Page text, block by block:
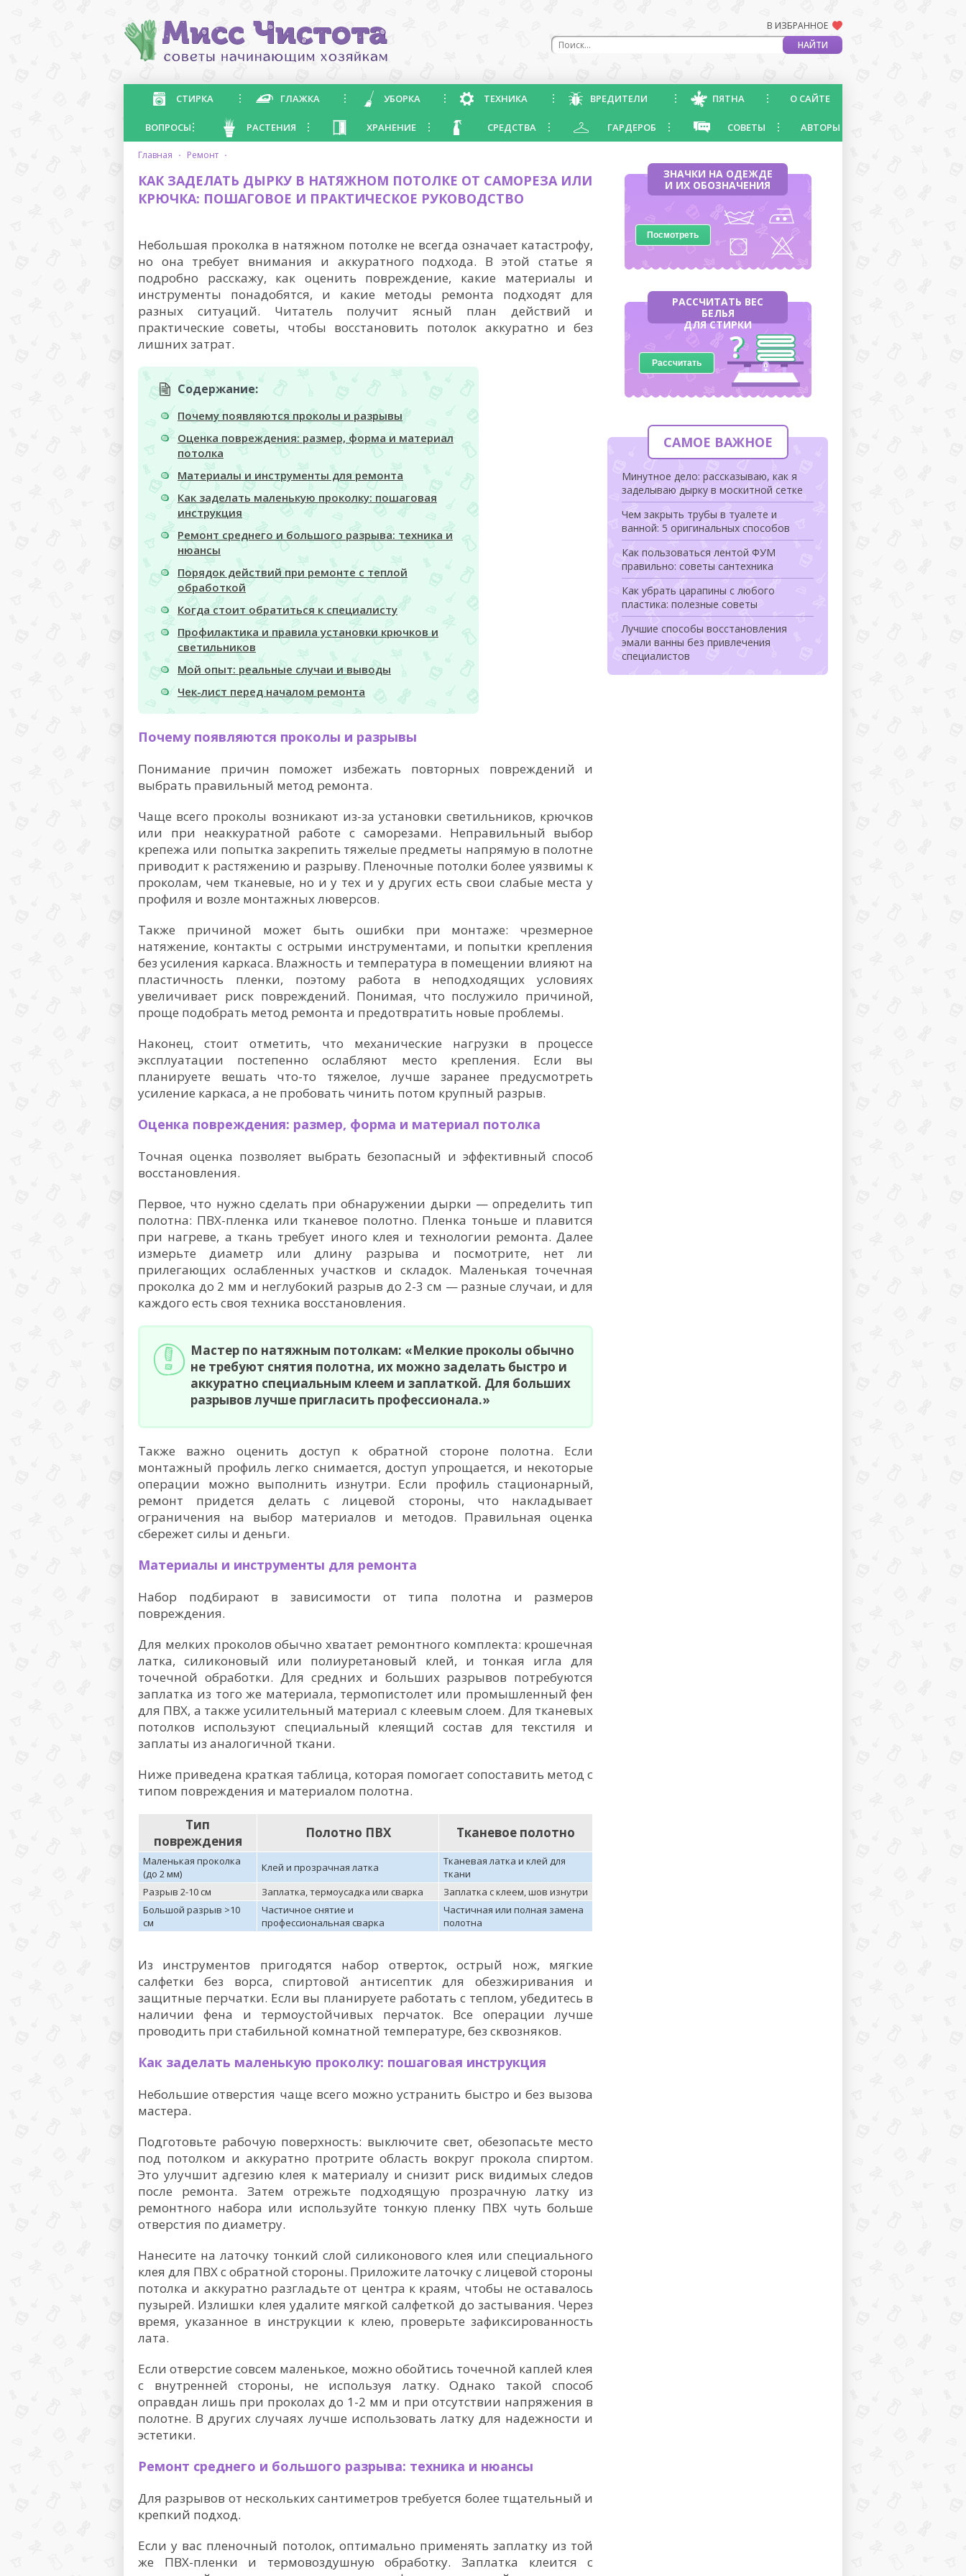
В ИЗБРАННОЕ
СТИРКА ГЛАЖКА УБОРКА ТЕХНИКА ВРЕДИТЕЛИ ПЯТНА О САЙТЕ
ВОПРОСЫ РАСТЕНИЯ ХРАНЕНИЕ СРЕДСТВА ГАРДЕРОБ СОВЕТЫ АВТОРЫ
главная · ремонт ·
КАК ЗАДЕЛАТЬ ДЫРКУ В НАТЯЖНОМ ПОТОЛКЕ ОТ САМОРЕЗА ИЛИ
КРЮЧКА: ПОШАГОВОЕ И ПРАКТИЧЕСКОЕ РУКОВОДСТВО
Небольшая проколка в натяжном потолке не всегда означает катастрофу,
но она требует внимания и аккуратного подхода. В этой статье я
подробно расскажу, как оценить повреждение, какие материалы и
инструменты понадобятся, и какие методы ремонта подходят для
разных ситуаций. Читатель получит ясный план действий и
практические советы, чтобы восстановить потолок аккуратно и без
лишних затрат.
Содержание:
Почему появляются проколы и разрывы
Оценка повреждения: размер, форма и материал
потолка
Материалы и инструменты для ремонта
Как заделать маленькую проколку: пошаговая
инструкция
Ремонт среднего и большого разрыва: техника и
нюансы
Порядок действий при ремонте с теплой
обработкой
Когда стоит обратиться к специалисту
Профилактика и правила установки крючков и
светильников
Мой опыт: реальные случаи и выводы
Чек-лист перед началом ремонта
Почему появляются проколы и разрывы
Понимание причин поможет избежать повторных повреждений и
выбрать правильный метод ремонта.
Чаще всего проколы возникают из-за установки светильников, крючков
или при неаккуратной работе с саморезами. Неправильный выбор
крепежа или попытка закрепить тяжелые предметы напрямую в полотне
приводит к растяжению и разрыву. Пленочные потолки более уязвимы к
проколам, чем тканевые, но и у тех и у других есть свои слабые места у
профиля и возле монтажных люверсов.
Также причиной может быть ошибки при монтаже: чрезмерное
натяжение, контакты с острыми инструментами, и попытки крепления
без усиления каркаса. Влажность и температура в помещении влияют на
пластичность пленки, поэтому работа в неподходящих условиях
увеличивает риск повреждений. Понимая, что послужило причиной,
проще подобрать метод ремонта и предотвратить новые проблемы.
Наконец, стоит отметить, что механические нагрузки в процессе
эксплуатации постепенно ослабляют место крепления. Если вы
планируете вешать что-то тяжелое, лучше заранее предусмотреть
усиление каркаса, а не пробовать чинить потом крупный разрыв.
Оценка повреждения: размер, форма и материал потолка
Точная оценка позволяет выбрать безопасный и эффективный способ
восстановления.
Первое, что нужно сделать при обнаружении дырки — определить тип
полотна: ПВХ-пленка или тканевое полотно. Пленка тоньше и плавится
при нагреве, а ткань требует иного клея и технологии ремонта. Далее
измерьте диаметр или длину разрыва и посмотрите, нет ли
прилегающих ослабленных участков и складок. Маленькая точечная
проколка до 2 мм и неглубокий разрыв до 2-3 см — разные случаи, и для
каждого есть своя техника восстановления.
Мастер по натяжным потолкам: «Мелкие проколы обычно
не требуют снятия полотна, их можно заделать быстро и
аккуратно специальным клеем и заплаткой. Для больших
разрывов лучше пригласить профессионала.»
Также важно оценить доступ к обратной стороне полотна. Если
монтажный профиль легко снимается, доступ упрощается, и некоторые
операции можно выполнить изнутри. Если профиль стационарный,
ремонт придется делать с лицевой стороны, что накладывает
ограничения на выбор материалов и методов. Правильная оценка
сбережет силы и деньги.
Материалы и инструменты для ремонта
Набор подбирают в зависимости от типа полотна и размеров
повреждения.
Для мелких проколов обычно хватает ремонтного комплекта: крошечная
латка, силиконовый или полиуретановый клей, и тонкая игла для
точечной обработки. Для средних и больших разрывов потребуются
заплатка из того же материала, термопистолет или промышленный фен
для ПВХ, а также усилительный материал с клеевым слоем. Для тканевых
потолков используют специальный клеящий состав для текстиля и
заплаты из аналогичной ткани.
Ниже приведена краткая таблица, которая помогает сопоставить метод с
типом повреждения и материалом полотна.
Тип
повреждения
Полотно ПВХ Тканевое полотно
Маленькая проколка
(до 2 мм)
Клей и прозрачная латка
Тканевая латка и клей для
ткани
Разрыв 2-10 см
Заплатка, термоусадка или сварка
Заплатка с клеем, шов изнутри
Большой разрыв >10
см
Частичное снятие и
профессиональная сварка
Частичная или полная замена
полотна
Из инструментов пригодятся набор отверток, острый нож, мягкие
салфетки без ворса, спиртовой антисептик для обезжиривания и
защитные перчатки. Если вы планируете работать с теплом, убедитесь в
наличии фена и термоустойчивых перчаток. Все операции лучше
проводить при стабильной комнатной температуре, без сквозняков.
Как заделать маленькую проколку: пошаговая инструкция
Небольшие отверстия чаще всего можно устранить быстро и без вызова
мастера.
Подготовьте рабочую поверхность: выключите свет, обезопасьте место
под потолком и аккуратно протрите область вокруг прокола спиртом.
Это улучшит адгезию клея к материалу и снизит риск видимых следов
после ремонта. Затем отрежьте подходящую прозрачную латку из
ремонтного набора или используйте тонкую пленку ПВХ чуть больше
отверстия по диаметру.
Нанесите на латочку тонкий слой силиконового клея или специального
клея для ПВХ с обратной стороны. Приложите латочку с лицевой стороны
потолка и аккуратно разгладьте от центра к краям, чтобы не оставалось
пузырей. Излишки клея удалите мягкой салфеткой до застывания. Через
время, указанное в инструкции к клею, проверьте зафиксированность
лата.
Если отверстие совсем маленькое, можно обойтись точечной каплей клея
с внутренней стороны, не используя латку. Однако такой способ
оправдан лишь при проколах до 1-2 мм и при отсутствии напряжения в
полотне. В других случаях лучше использовать латку для надежности и
эстетики.
Ремонт среднего и большого разрыва: техника и нюансы
Для разрывов от нескольких сантиметров требуется более тщательный и
крепкий подход.
Если у вас пленочный потолок, оптимально применять заплатку из той
же ПВХ-пленки и термовоздушную обработку. Заплатка клеится с
ЗНАЧКИ НА ОДЕЖДЕ
И ИХ ОБОЗНАЧЕНИЯ
Посмотреть
РАССЧИТАТЬ ВЕС
БЕЛЬЯ
ДЛЯ СТИРКИ
Рассчитать
САМОЕ ВАЖНОЕ
Минутное дело: рассказываю, как я
заделываю дырку в москитной сетке
Чем закрыть трубы в туалете и
ванной: 5 оригинальных способов
Как пользоваться лентой ФУМ
правильно: советы сантехника
Как убрать царапины с любого
пластика: полезные советы
Лучшие способы восстановления
эмали ванны без привлечения
специалистов